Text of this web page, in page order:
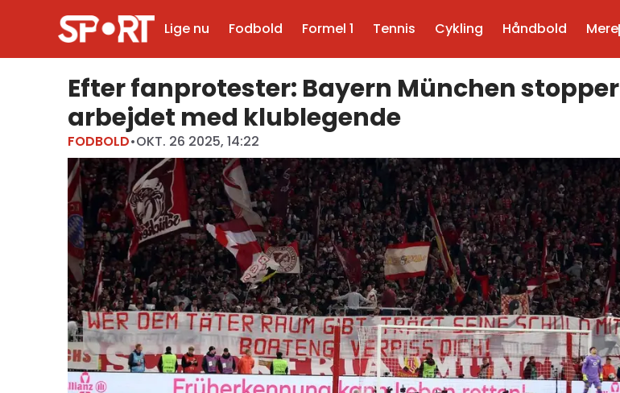
Lige nu Fodbold Formel 1 Tennis Cykling Håndbold Mere
Efter fanprotester: Bayern München stopper
arbejdet med klublegende
FODBOLD•OKT. 26 2025, 14:22